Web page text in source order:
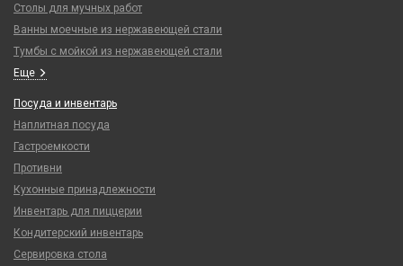
Столы для мучных работ
Ванны моечные из нержавеющей стали
Тумбы с мойкой из нержавеющей стали
Еще
Посуда и инвентарь
Наплитная посуда
Гастроемкости
Противни
Кухонные принадлежности
Инвентарь для пиццерии
Кондитерский инвентарь
Сервировка стола